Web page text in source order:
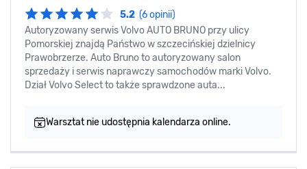
5.2 (6 opinii)
Autoryzowany serwis Volvo AUTO BRUNO przy ulicy
Pomorskiej znajdą Państwo w szczecińskiej dzielnicy
Prawobrzerze. Auto Bruno to autoryzowany salon
sprzedaży i serwis naprawczy samochodów marki Volvo.
Dział Volvo Select to także sprawdzone auta...
Warsztat nie udostępnia kalendarza online.